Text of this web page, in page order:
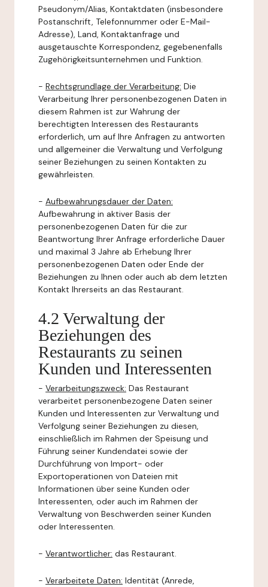
Pseudonym/Alias, Kontaktdaten (insbesondere
Postanschrift, Telefonnummer oder E-Mail-
Adresse), Land, Kontaktanfrage und
ausgetauschte Korrespondenz, gegebenenfalls
Zugehörigkeitsunternehmen und Funktion.
- Rechtsgrundlage der Verarbeitung: Die
Verarbeitung Ihrer personenbezogenen Daten in
diesem Rahmen ist zur Wahrung der
berechtigten Interessen des Restaurants
erforderlich, um auf Ihre Anfragen zu antworten
und allgemeiner die Verwaltung und Verfolgung
seiner Beziehungen zu seinen Kontakten zu
gewährleisten.
- Aufbewahrungsdauer der Daten:
Aufbewahrung in aktiver Basis der
personenbezogenen Daten für die zur
Beantwortung Ihrer Anfrage erforderliche Dauer
und maximal 3 Jahre ab Erhebung Ihrer
personenbezogenen Daten oder Ende der
Beziehungen zu Ihnen oder auch ab dem letzten
Kontakt Ihrerseits an das Restaurant.
4.2 Verwaltung der
Beziehungen des
Restaurants zu seinen
Kunden und Interessenten
- Verarbeitungszweck: Das Restaurant
verarbeitet personenbezogene Daten seiner
Kunden und Interessenten zur Verwaltung und
Verfolgung seiner Beziehungen zu diesen,
einschließlich im Rahmen der Speisung und
Führung seiner Kundendatei sowie der
Durchführung von Import- oder
Exportoperationen von Dateien mit
Informationen über seine Kunden oder
Interessenten, oder auch im Rahmen der
Verwaltung von Beschwerden seiner Kunden
oder Interessenten.
- Verantwortlicher: das Restaurant.
- Verarbeitete Daten: Identität (Anrede,